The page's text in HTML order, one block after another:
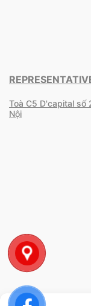
Toà C5 D'capital số
Nội